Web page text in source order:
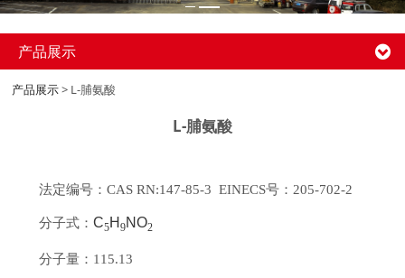
产品展示
产品展示> L-脯氨酸
L-脯氨酸
法定编号：CAS RN:147-85-3 EINECS号：205-702-2
分子式： C5H 9NO2
分子量：115.13